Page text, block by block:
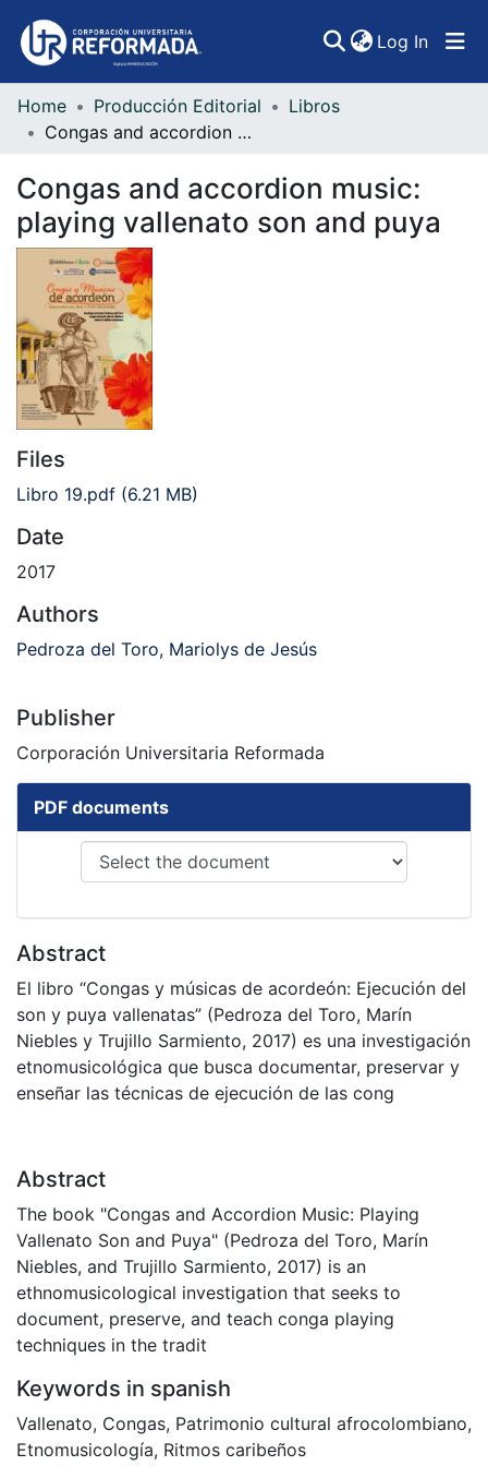
Log In
Communities & Collections
Statistics
Home Producción Editorial
Libros
Congas and accordion music: playing vallenato son and puya
Congas and accordion music:
playing vallenato son and puya
Files
Libro 19.pdf (6.21 MB)
Date
2017
Authors
Pedroza del Toro, Mariolys de Jesús
Publisher
Corporación Universitaria Reformada
PDF documents
Abstract
El libro “Congas y músicas de acordeón: Ejecución del
son y puya vallenatas” (Pedroza del Toro, Marín
Niebles y Trujillo Sarmiento, 2017) es una investigación
etnomusicológica que busca documentar, preservar y
enseñar las técnicas de ejecución de las cong
Abstract
The book "Congas and Accordion Music: Playing
Vallenato Son and Puya" (Pedroza del Toro, Marín
Niebles, and Trujillo Sarmiento, 2017) is an
ethnomusicological investigation that seeks to
document, preserve, and teach conga playing
techniques in the tradit
Keywords in spanish
Vallenato, Congas, Patrimonio cultural afrocolombiano,
Etnomusicología, Ritmos caribeños